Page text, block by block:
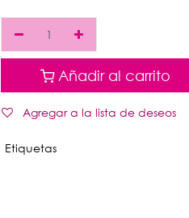
Añadir al carrito
Agregar a la lista de deseos
Etiquetas